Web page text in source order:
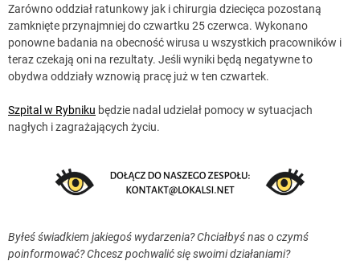
Zarówno oddział ratunkowy jak i chirurgia dziecięca pozostaną
zamknięte przynajmniej do czwartku 25 czerwca. Wykonano
ponowne badania na obecność wirusa u wszystkich pracowników i
teraz czekają oni na rezultaty. Jeśli wyniki będą negatywne to
obydwa oddziały wznowią pracę już w ten czwartek.
Szpital w Rybniku będzie nadal udzielał pomocy w sytuacjach
nagłych i zagrażających życiu.
Byłeś świadkiem jakiegoś wydarzenia? Chciałbyś nas o czymś
poinformować? Chcesz pochwalić się swoimi działaniami?